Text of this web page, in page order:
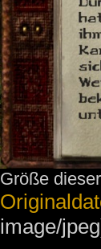
Größe
image/